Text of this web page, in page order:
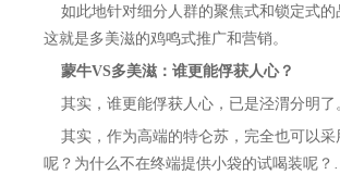
如此地针对细分人群的聚焦式和锁定式的
这就是多美滋的鸡鸣式推广和营销。
蒙牛VS多美滋：谁更能俘获人心？
其实，谁更能俘获人心，已是泾渭分明了
其实，作为高端的特仑苏，完全也可以采
呢？为什么不在终端提供小袋的试喝装呢